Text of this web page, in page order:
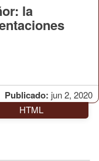
Publicado: jun 2, 2020
la
HTML